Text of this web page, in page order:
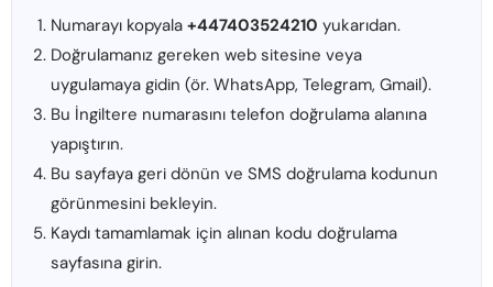
Numarayı kopyala +447403524210 yukarıdan.
Doğrulamanız gereken web sitesine veya
uygulamaya gidin (ör. WhatsApp, Telegram, Gmail).
Bu İngiltere numarasını telefon doğrulama alanına
yapıştırın.
Bu sayfaya geri dönün ve SMS doğrulama kodunun
görünmesini bekleyin.
Kaydı tamamlamak için alınan kodu doğrulama
sayfasına girin.